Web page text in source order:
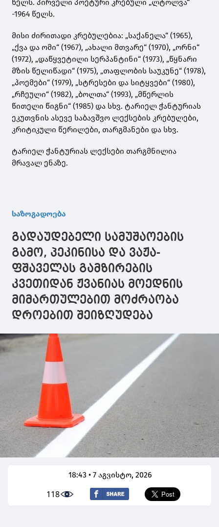
წელს. პირველი პოეტური კრებული „ლტოლვა“
-1964 წელს.
მისი ძირითადი კრებულებია: „საქანელა“ (1965),
„ქვა და ომი“ (1967), „ახალი მთვარე“ (1970), „ორნი“
(1972), „დაწყვეტილი სერპანტინი“ (1973), „წყნარი
მზის წელიწადი“ (1975), „თაფლობის საუკუნე“ (1978),
„პოემები“ (1979), „სტრესები და სიტყვები“ (1980),
„რჩეული“ (1982), „ბოლთა“ (1993), „მწერლის
წითელი წიგნი“ (1985) და სხვ. ტარიელ ჭანტურიას
ეკუთვნის ასევე საბავშვო ლექსების კრებულები,
კრიტიკული წერილები, თარგმანები და სხვ.
ტარიელ ჭანტურიას ლექსები თარგმნილია
მრავალ ენაზე.
საზოგადოება
გადაუდებელი სამუშაოების
გამო, პეკინისა და ვაჟა-
ფშაველას გამზირების
კვეთიდან ჟვანიას მოედნის
მიმართულებით მოძრაობა
დროებით შეიზღუდება
18:43 • 7 აგვისტო, 2026
118